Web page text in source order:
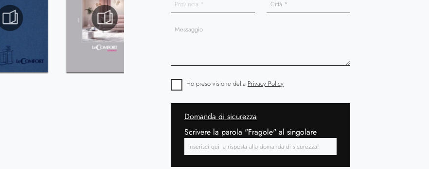
Ho preso visione della Privacy Policy
Domanda di sicurezza
Scrivere la parola "Fragole" al singolare